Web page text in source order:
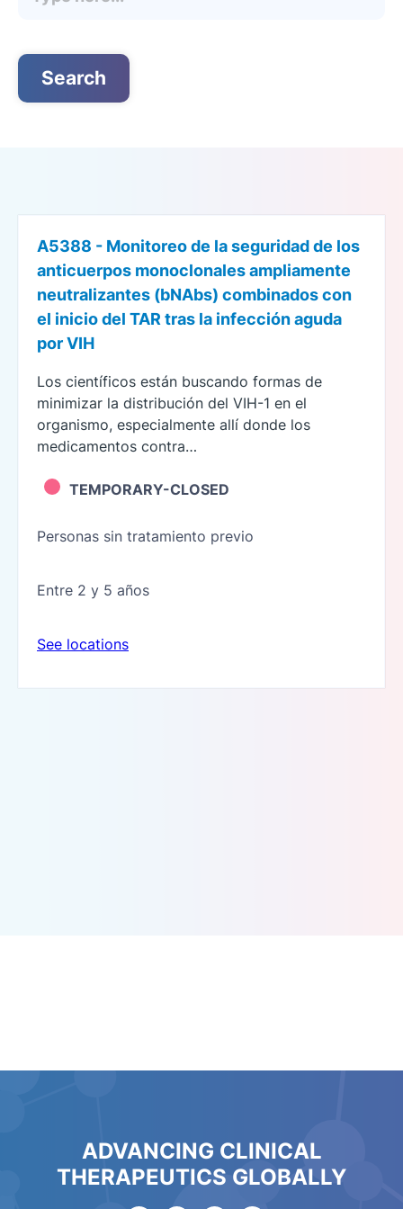
A5388 - Monitoreo de la seguridad de los
anticuerpos monoclonales ampliamente
neutralizantes (bNAbs) combinados con
el inicio del TAR tras la infección aguda
por VIH
Los científicos están buscando formas de
minimizar la distribución del VIH-1 en el
organismo, especialmente allí donde los
medicamentos contra…
TEMPORARY-CLOSED
Personas sin tratamiento previo
Entre 2 y 5 años
See locations
ADVANCING CLINICAL
THERAPEUTICS GLOBALLY